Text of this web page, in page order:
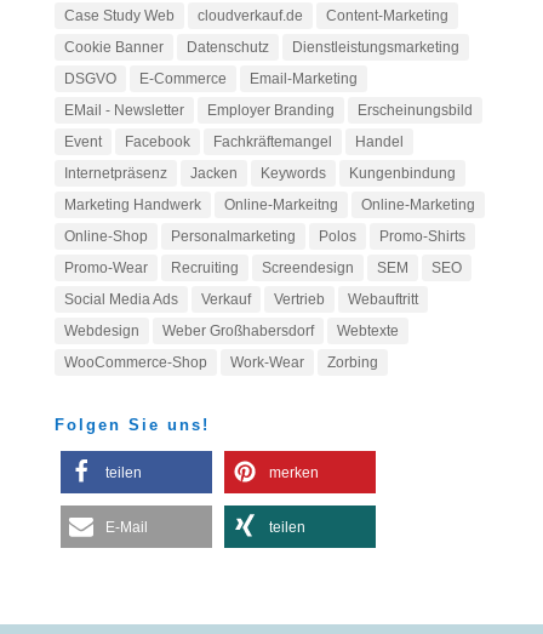
Case Study Web
cloudverkauf.de
Content-Marketing
Cookie Banner
Datenschutz
Dienstleistungsmarketing
DSGVO
E-Commerce
Email-Marketing
EMail - Newsletter
Employer Branding
Erscheinungsbild
Event
Facebook Fachkräftemangel
Handel
Internetpräsenz
Jacken Keywords
Kungenbindung
Marketing Handwerk
Online-Markeitng
Online-Marketing
Online-Shop
Personalmarketing Polos
Promo-Shirts
Promo-Wear
Recruiting Screendesign SEM
SEO
Social Media Ads
Verkauf Vertrieb
Webauftritt
Webdesign
Weber Großhabersdorf
Webtexte
WooCommerce-Shop
Work-Wear Zorbing
Folgen Sie uns!
teilen merken
E-Mail teilen